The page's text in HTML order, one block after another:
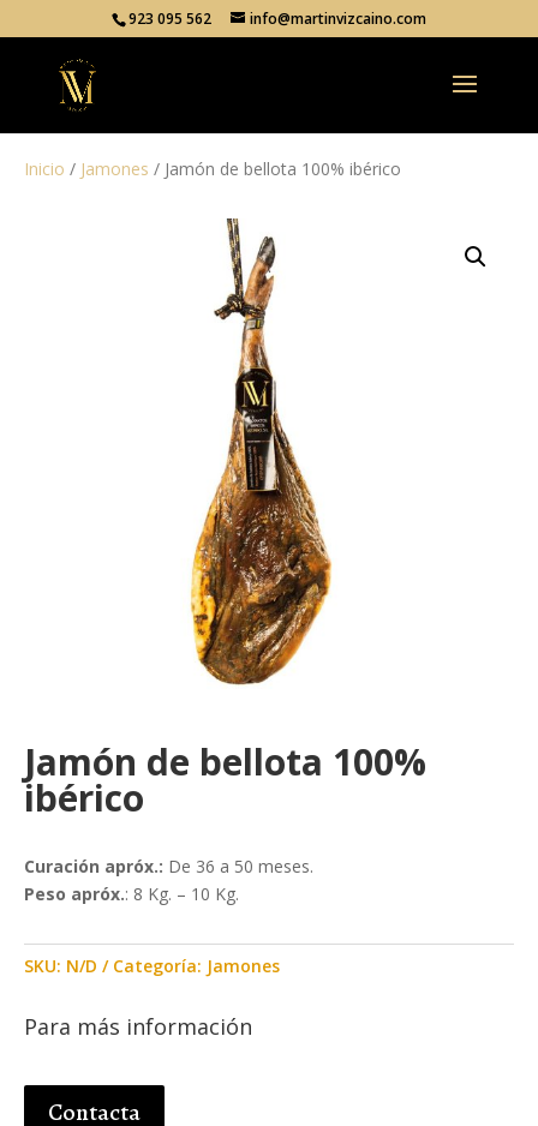
923 095 562 info@martinvizcaino.com
Inicio / Jamones / Jamón de bellota 100% ibérico
Jamón de bellota 100%
ibérico
Curación apróx.: De 36 a 50 meses.
Peso apróx.: 8 Kg. – 10 Kg.
SKU: N/D Categoría: Jamones
Para más información
Contacta